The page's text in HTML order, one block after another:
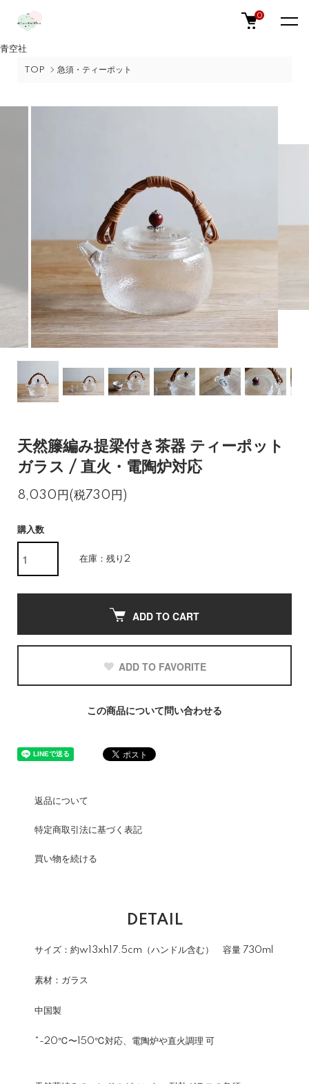
青空社
0
TOP 急須・ティーポット
天然籐編み提梁付き茶器 ティーポット
ガラス / 直火・電陶炉対応
8,030円(税730円)
購入数
在庫：残り2
ADD TO CART
ADD TO FAVORITE
この商品について問い合わせる
返品について
特定商取引法に基づく表記
買い物を続ける
DETAIL
サイズ：約w13xh17.5cm（ハンドル含む） 容量 730ml
素材：ガラス
中国製
*-20℃〜150℃対応、電陶炉や直火調理 可